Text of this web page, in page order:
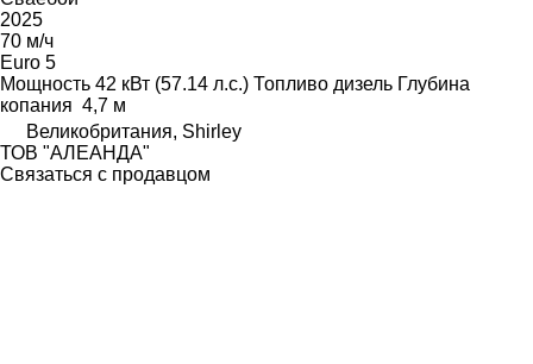
2025
70 м/ч
Euro 5
Мощность 42 кВт (57.14 л.с.) Топливо дизель Глубина
копания 4,7 м
Великобритания, Shirley
ТОВ "АЛЕАНДА"
Связаться с продавцом